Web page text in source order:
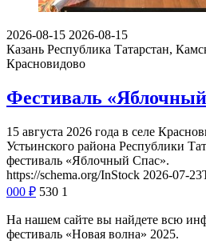
2026-08-15 2026-08-15
Казань Республика Татарстан,
Красновидово
Фестиваль
15 августа 2026 года в селе
Устьинского района Республики
фестиваль «Яблочный Спас».
https://schema.org/InStock 2026-07-
000 ₽ 530 1
На нашем сайте вы найдете всю
фестиваль «Новая волна» 2025.